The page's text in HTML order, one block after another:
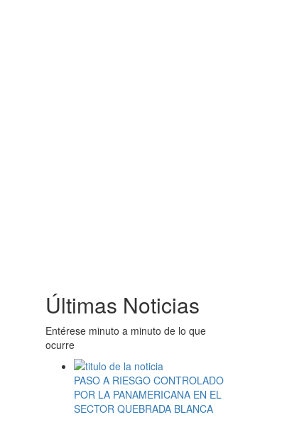
Últimas Noticias
Entérese minuto a minuto de lo que
ocurre
PASO A RIESGO CONTROLADO
POR LA PANAMERICANA EN EL
SECTOR QUEBRADA BLANCA